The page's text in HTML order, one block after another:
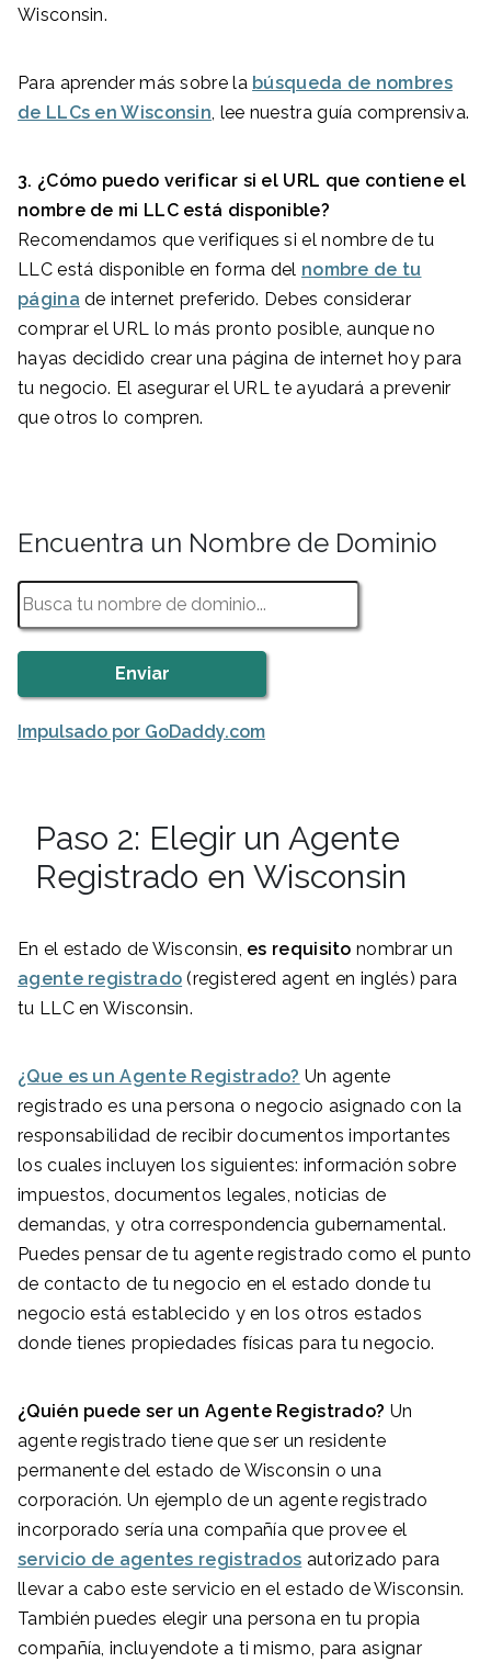
Wisconsin.
Para aprender más sobre la búsqueda de nombres
de LLCs en Wisconsin, lee nuestra guía comprensiva.
3. ¿Cómo puedo verificar si el URL que contiene el
nombre de mi LLC está disponible?
Recomendamos que verifiques si el nombre de tu
LLC está disponible en forma del nombre de tu
página de internet preferido. Debes considerar
comprar el URL lo más pronto posible, aunque no
hayas decidido crear una página de internet hoy para
tu negocio. El asegurar el URL te ayudará a prevenir
que otros lo compren.
Encuentra un Nombre de Dominio
Impulsado por GoDaddy.com
Paso 2: Elegir un Agente
Registrado en Wisconsin
En el estado de Wisconsin, es requisito nombrar un
agente registrado (registered agent en inglés) para
tu LLC en Wisconsin.
¿Que es un Agente Registrado? Un agente
registrado es una persona o negocio asignado con la
responsabilidad de recibir documentos importantes
los cuales incluyen los siguientes: información sobre
impuestos, documentos legales, noticias de
demandas, y otra correspondencia gubernamental.
Puedes pensar de tu agente registrado como el punto
de contacto de tu negocio en el estado donde tu
negocio está establecido y en los otros estados
donde tienes propiedades físicas para tu negocio.
¿Quién puede ser un Agente Registrado? Un
agente registrado tiene que ser un residente
permanente del estado de Wisconsin o una
corporación. Un ejemplo de un agente registrado
incorporado sería una compañía que provee el
servicio de agentes registrados autorizado para
llevar a cabo este servicio en el estado de Wisconsin.
También puedes elegir una persona en tu propia
compañía, incluyendote a ti mismo, para asignar